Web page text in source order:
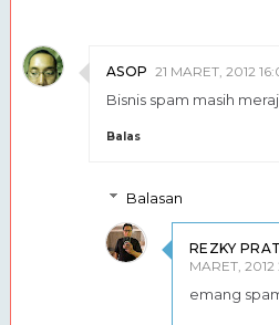
ASOP 21 MARET, 2012
Bisnis spam masih
Balas
Balasan
REZKY
MARET, 2012
emang